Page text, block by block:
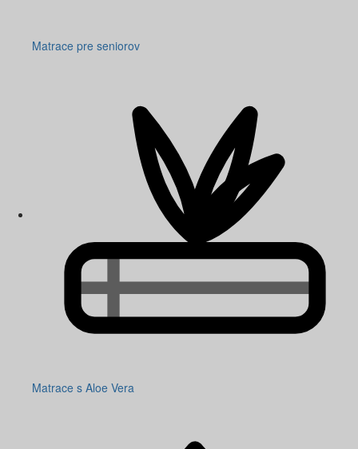
Matrace pre seniorov
Matrace s Aloe Vera